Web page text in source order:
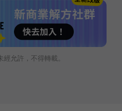
經允許，不得轉載。